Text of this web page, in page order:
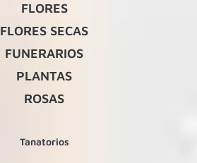
FLORES
FLORES SECAS
FUNERARIOS
PLANTAS
ROSAS
Tanatorios